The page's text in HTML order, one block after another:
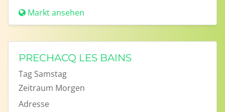
Markt ansehen
PRECHACQ LES BAINS
Tag Samstag
Zeitraum Morgen
Adresse